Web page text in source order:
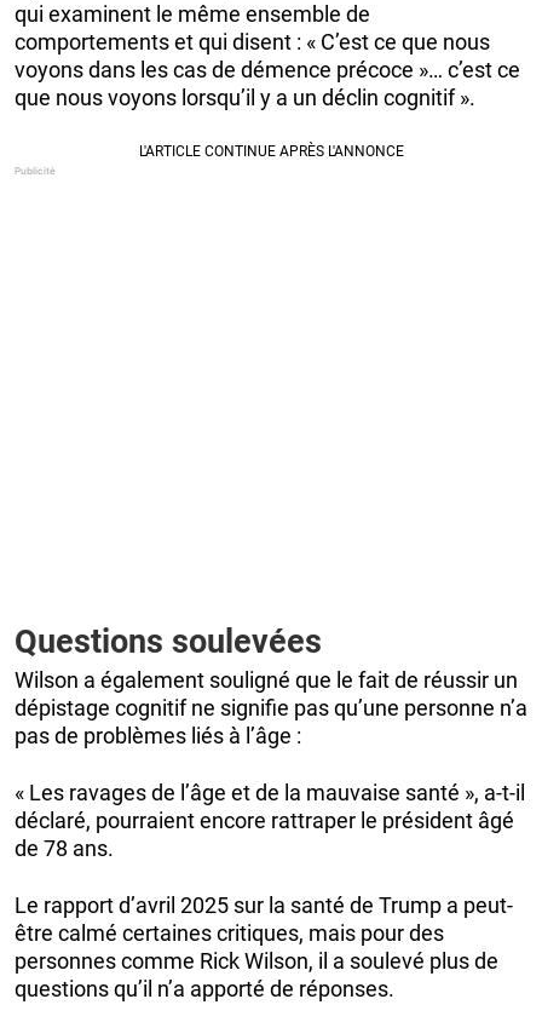
qui examinent le même ensemble de
comportements et qui disent : « C’est ce que nous
voyons dans les cas de démence précoce »… c’est ce
que nous voyons lorsqu’il y a un déclin cognitif ».
Questions soulevées
Wilson a également souligné que le fait de réussir un
dépistage cognitif ne signifie pas qu’une personne n’a
pas de problèmes liés à l’âge :
« Les ravages de l’âge et de la mauvaise santé », a-t-il
déclaré, pourraient encore rattraper le président âgé
de 78 ans.
Le rapport d’avril 2025 sur la santé de Trump a peut-
être calmé certaines critiques, mais pour des
personnes comme Rick Wilson, il a soulevé plus de
questions qu’il n’a apporté de réponses.